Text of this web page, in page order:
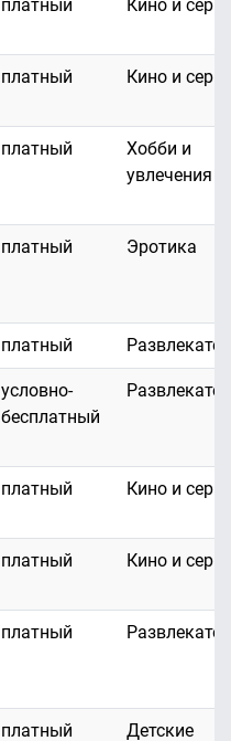
платный Кино и
платный Кино и
платный
Хобби и
увлечения
платный Эротика
платный
условно-
бесплатный
платный Кино и
платный Кино и
платный
платный Детские